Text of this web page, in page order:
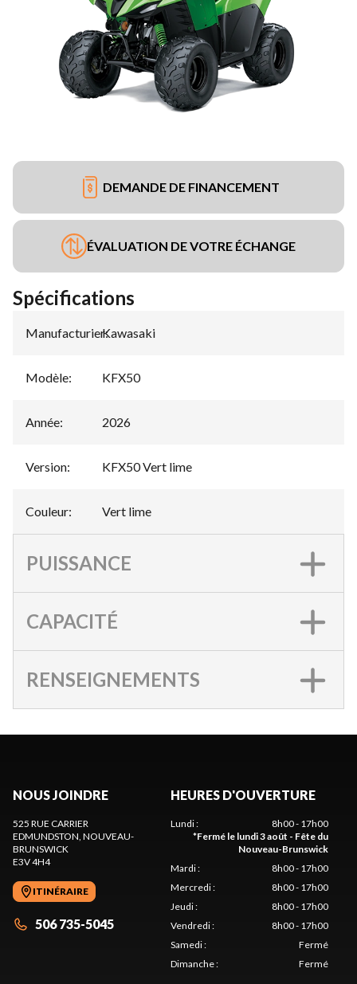
DEMANDE DE FINANCEMENT
ÉVALUATION DE VOTRE ÉCHANGE
Spécifications
Manufacturier:
Kawasaki
Modèle: KFX50
Année: 2026
Version: KFX50 Vert lime
Couleur: Vert lime
PUISSANCE
CAPACITÉ
RENSEIGNEMENTS
NOUS JOINDRE
525 RUE CARRIER
EDMUNDSTON, NOUVEAU-
BRUNSWICK
E3V 4H4
ITINÉRAIRE
506 735-5045
HEURES D'OUVERTURE
Lundi:
8h00 - 17h00
*Fermé le lundi 3 août - Fête du
Nouveau-Brunswick
Mardi:
8h00 - 17h00
Mercredi:
8h00 - 17h00
Jeudi:
8h00 - 17h00
Vendredi:
8h00 - 17h00
Samedi:
Fermé
Dimanche: Fermé